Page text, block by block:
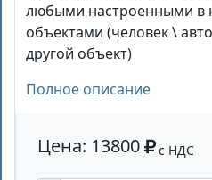
любыми настроенными в
объектами (человек \
другой объект)
Полное описание
Цена: 13800 с НДС